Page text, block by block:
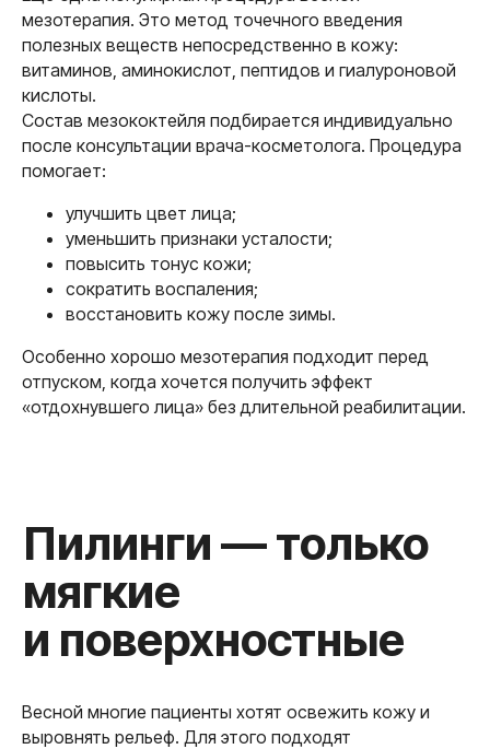
мезотерапия. Это метод точечного введения
полезных веществ непосредственно в кожу:
витаминов, аминокислот, пептидов и гиалуроновой
кислоты.
Состав мезококтейля подбирается индивидуально
после консультации врача-косметолога. Процедура
помогает:
улучшить цвет лица;
уменьшить признаки усталости;
повысить тонус кожи;
сократить воспаления;
восстановить кожу после зимы.
Особенно хорошо мезотерапия подходит перед
отпуском, когда хочется получить эффект
«отдохнувшего лица» без длительной реабилитации.
Весной многие пациенты хотят освежить кожу и
выровнять рельеф. Для этого подходят
Эндосфера-
терапия перед
пляжным сезоном